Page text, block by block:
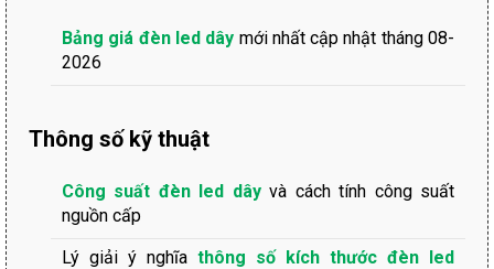
Bảng giá đèn led dây mới nhất cập nhật tháng 08-
2026
Thông số kỹ thuật
Công suất đèn led dâyvà cách tính công suất
nguồn cấp
Lý giải ý nghĩa thông số kích thước đèn led